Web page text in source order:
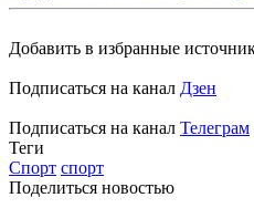
Добавить в избранные
Подписаться на канал Дзен
Подписаться на канал Телеграм
Теги
Спорт спорт
Поделиться новостью